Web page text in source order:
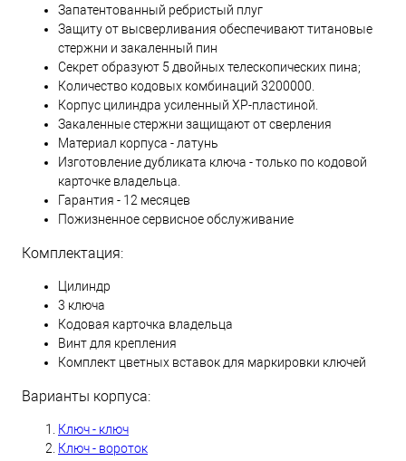
Запатентованный ребристый плуг
Защиту от высверливания обеспечивают титановые
стержни и закаленный пин
Секрет образуют 5 двойных телескопических пина;
Количество кодовых комбинаций 3200000.
Корпус цилиндра усиленный XP-пластиной.
Закаленные стержни защищают от сверления
Материал корпуса - латунь
Изготовление дубликата ключа - только по кодовой
карточке владельца.
Гарантия - 12 месяцев
Пожизненное сервисное обслуживание
Комплектация:
Цилиндр
3 ключа
Кодовая карточка владельца
Винт для крепления
Комплект цветных вставок для маркировки ключей
Варианты корпуса:
Ключ - ключ
Ключ - вороток